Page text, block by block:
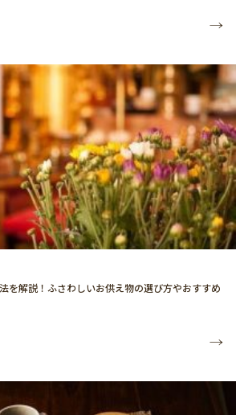
を解説！ふさわしいお供え物の選び方やおすすめ